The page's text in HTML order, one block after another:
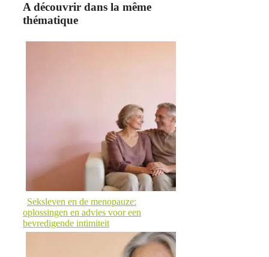
A découvrir dans la même
thématique
Seksleven en de menopauze:
oplossingen en advies voor een
bevredigende intimiteit